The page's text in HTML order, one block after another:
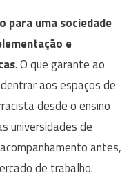
para uma sociedade
e
. O que garante ao
aos espaços de
desde o ensino
universidades de
antes,
de trabalho.